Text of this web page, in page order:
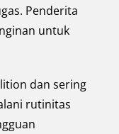
Penderita
untuk
dan sering
rutinitas